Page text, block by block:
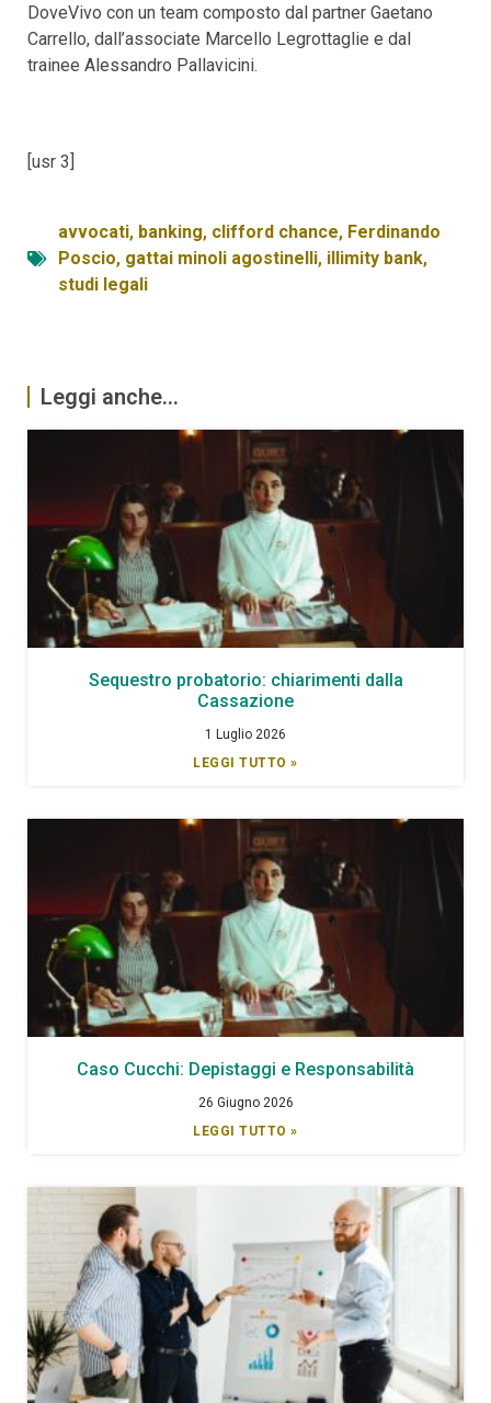
DoveVivo con un team composto dal partner Gaetano
Carrello, dall’associate Marcello Legrottaglie e dal
trainee Alessandro Pallavicini.
[usr 3]
avvocati, banking, clifford chance, Ferdinando
Poscio, gattai minoli agostinelli, illimity bank,
studi legali
Leggi anche...
Sequestro probatorio: chiarimenti dalla
Cassazione
1 Luglio 2026
LEGGI TUTTO »
Caso Cucchi: Depistaggi e Responsabilità
26 Giugno 2026
LEGGI TUTTO »